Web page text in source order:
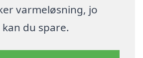
varmeløsning, jo
du spare.